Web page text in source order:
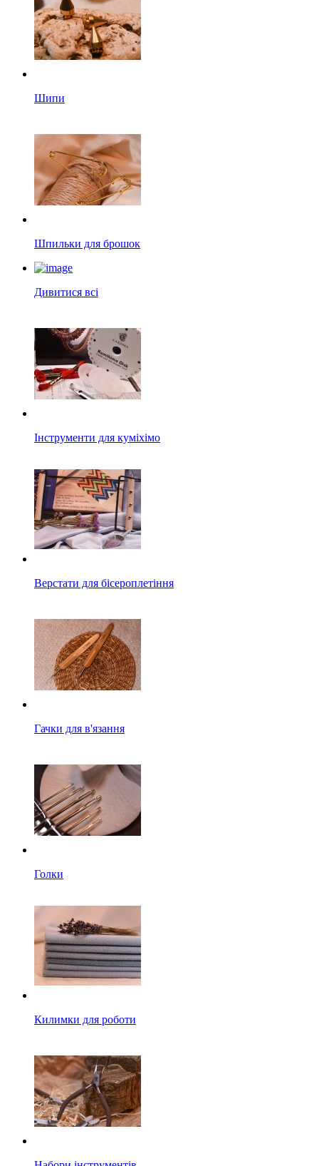
Шипи
Шпильки для брошок
Дивитися всі
Інструменти для куміхімо
Верстати для бісероплетіння
Гачки для в'язання
Голки
Килимки для роботи